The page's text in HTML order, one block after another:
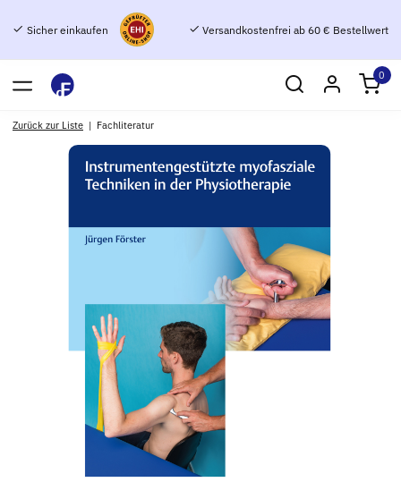
Sicher einkaufen Versandkostenfrei ab 60 € Bestellwert
0
Zurück zur Liste Fachliteratur